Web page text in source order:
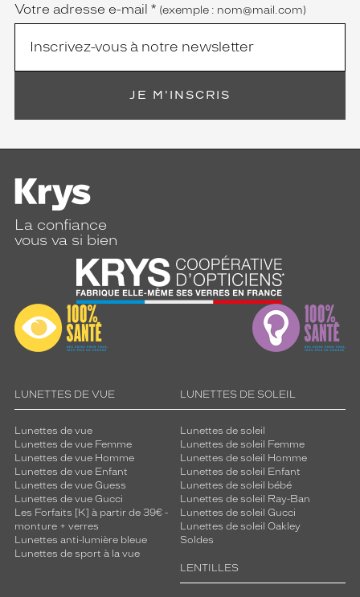
Votre adresse e-mail * (exemple : nom@mail.com)
JE M'INSCRIS
La confiance
vous va si bien
LUNETTES DE VUE
Lunettes de vue
Lunettes de vue Femme
Lunettes de vue Homme
Lunettes de vue Enfant
Lunettes de vue Guess
Lunettes de vue Gucci
Les Forfaits [K] à partir de 39€ -
monture + verres
Lunettes anti-lumière bleue
Lunettes de sport à la vue
LUNETTES DE SOLEIL
Lunettes de soleil
Lunettes de soleil Femme
Lunettes de soleil Homme
Lunettes de soleil Enfant
Lunettes de soleil bébé
Lunettes de soleil Ray-Ban
Lunettes de soleil Gucci
Lunettes de soleil Oakley
Soldes
LENTILLES